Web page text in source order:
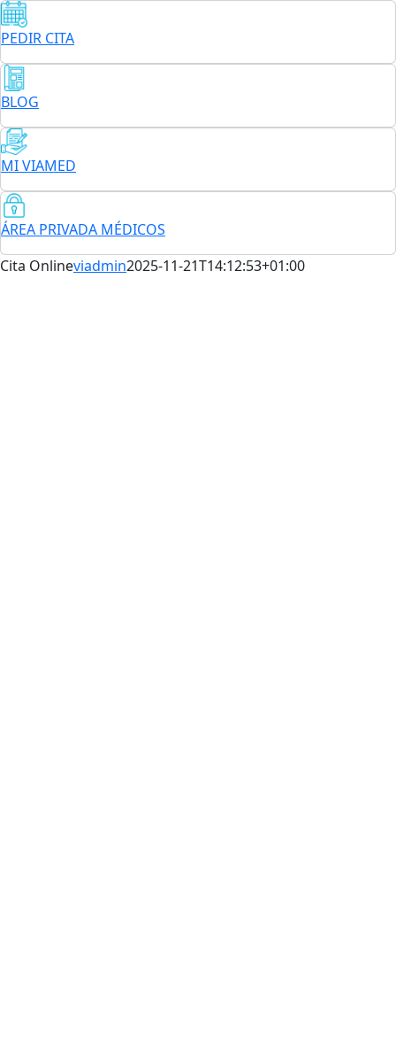
Saltar
al
PEDIR CITA
BLOG
MI VIAMED
ÁREA PRIVADA MÉDICOS
Cita Onlineviadmin2025-11-21T14:12:53+01:00